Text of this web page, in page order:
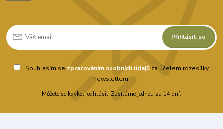
Přihlásit se
Souhlasím se zpracováním osobních údajů za účelem rozesílky
newsletteru.
Můžete se kdykoli odhlásit. Zasíláme jednou za 14 dní.